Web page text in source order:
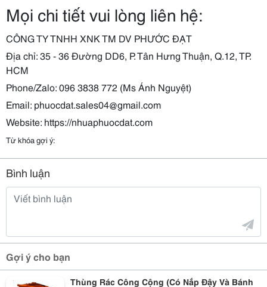
Mọi chi tiết vui lòng liên hệ:
CÔNG TY TNHH XNK TM DV PHƯỚC ĐẠT
Địa chỉ: 35 - 36 Đường DD6, P. Tân Hưng Thuận, Q.12, TP.
HCM
Phone/Zalo: 096 3838 772 (Ms Ánh Nguyệt)
Email: phuocdat.sales04@gmail.com
Website: https://nhuaphuocdat.com
Từ khóa gợi ý:
Bình luận
Gợi ý cho bạn
Thùng Rác Công Cộng (Có Nắp Đậy Và Bánh